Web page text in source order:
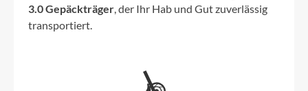
3.0 Gepäckträger, der Ihr Hab und Gut zuverlässig
transportiert.